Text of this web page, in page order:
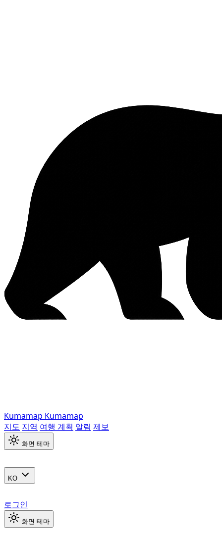
Kumamap Kumamap
지도 지역 여행 계획 알림 제보
화면 테마
KO
로그인
화면 테마